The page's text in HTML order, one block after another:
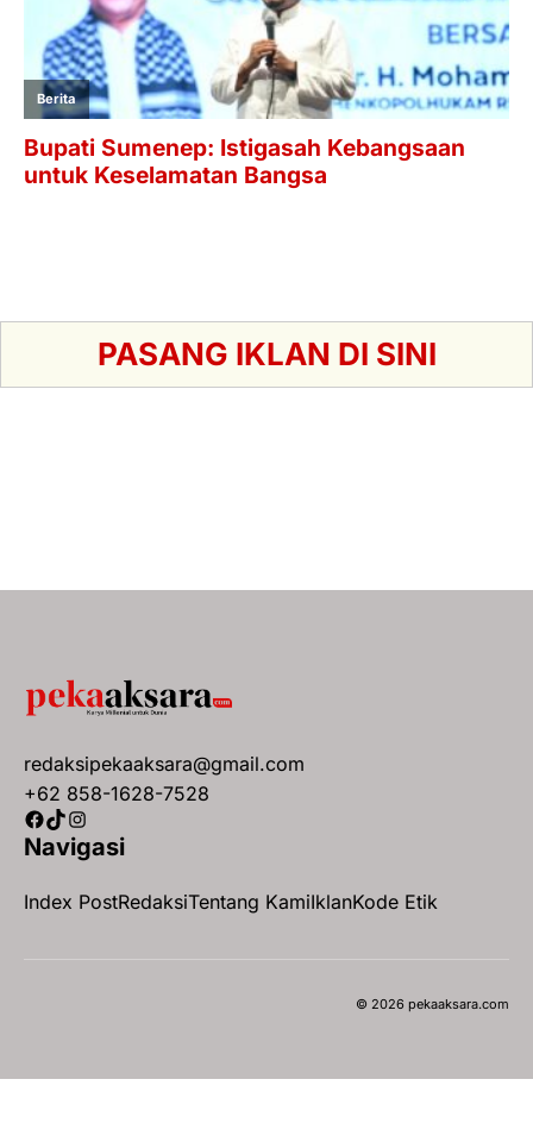
PASANG IKLAN DI SINI
redaksipekaaksara@gmail.com
+62 858-1628-7528
Facebook
TikTok
Instagram
Navigasi
Index PostRedaksiTentang KamiIklanKode Etik
© 2026 pekaaksara.com